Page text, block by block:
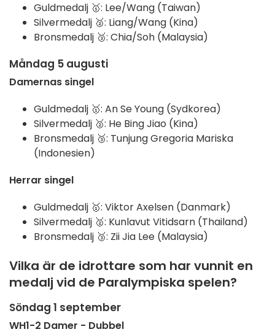
Guldmedalj 🥇: Lee/Wang (Taiwan)
Silvermedalj 🥈: Liang/Wang (Kina)
Bronsmedalj 🥉: Chia/Soh (Malaysia)
Måndag 5 augusti
Damernas singel
Guldmedalj 🥇: An Se Young (Sydkorea)
Silvermedalj 🥈: He Bing Jiao (Kina)
Bronsmedalj 🥉: TunjungGregoria Mariska
(Indonesien)
Herrar singel
Guldmedalj 🥇: Viktor Axelsen (Danmark)
Silvermedalj 🥈: Kunlavut Vitidsarn (Thailand)
Bronsmedalj 🥉: Zii Jia Lee (Malaysia)
Vilka är de idrottare som har vunnit en
medalj vid de Paralympiska spelen?
Söndag 1 september
WH1-2 Damer - Dubbel